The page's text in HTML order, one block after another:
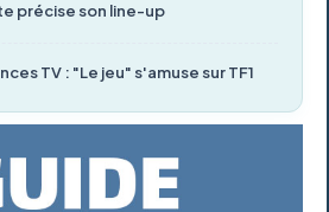
précise son line-up
TV : "Le jeu" s'amuse sur TF1